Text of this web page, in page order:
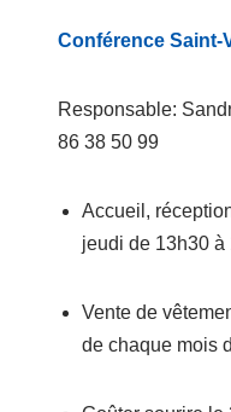
Conférence Saint-
Responsable:
86 38 50 99
Accueil,
jeudi de 13h30 à
Vente de
de chaque mois